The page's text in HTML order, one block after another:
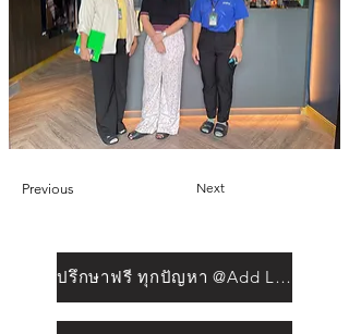
Previous Next
ปรึกษาฟรี ทุกปัญหา @Add Line